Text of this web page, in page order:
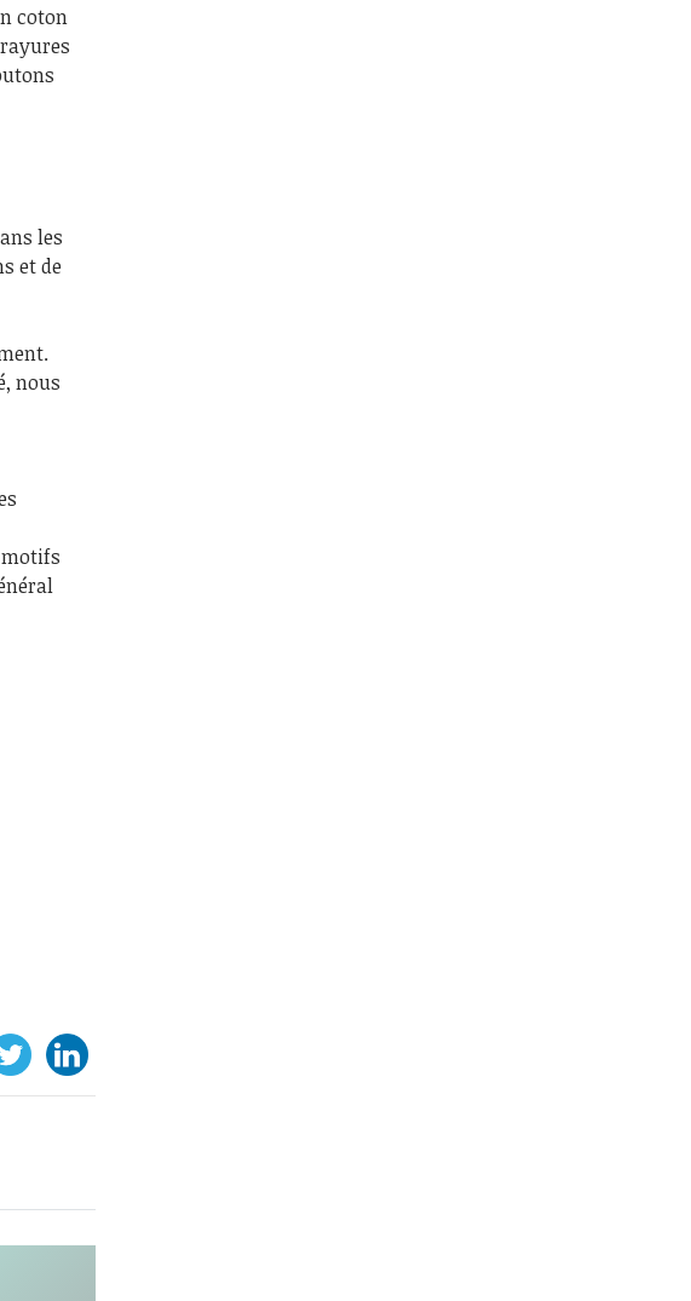
coton
les
et de
nous
motifs